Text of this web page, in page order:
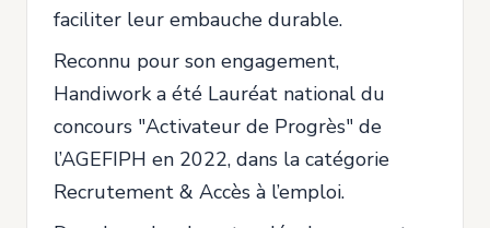
faciliter leur embauche durable.
Reconnu pour son engagement,
Handiwork a été Lauréat national du
concours "Activateur de Progrès" de
l’AGEFIPH en 2022, dans la catégorie
Recrutement & Accès à l’emploi.